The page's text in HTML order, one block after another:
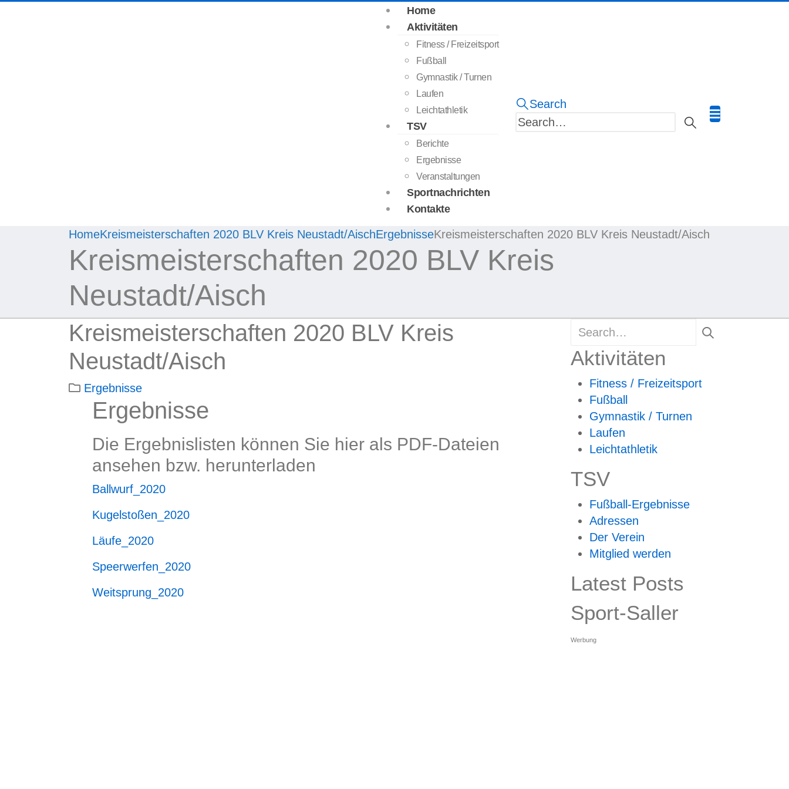
Home
Aktivitäten
Fitness / Freizeitsport
Fußball
Gymnastik / Turnen
Laufen
Leichtathletik
TSV
Berichte
Ergebnisse
Veranstaltungen
Sportnachrichten
Kontakte
Search
HomeKreismeisterschaften 2020 BLV Kreis Neustadt/AischErgebnisseKreismeisterschaften 2020 BLV Kreis Neustadt/Aisch
Kreismeisterschaften 2020 BLV Kreis
Neustadt/Aisch
Kreismeisterschaften 2020 BLV Kreis
Neustadt/Aisch
Ergebnisse
Ergebnisse
Die Ergebnislisten können Sie hier als PDF-Dateien
ansehen bzw. herunterladen
Ballwurf_2020
Kugelstoßen_2020
Läufe_2020
Speerwerfen_2020
Weitsprung_2020
Aktivitäten
Fitness / Freizeitsport
Fußball
Gymnastik / Turnen
Laufen
Leichtathletik
TSV
Fußball-Ergebnisse
Adressen
Der Verein
Mitglied werden
Latest Posts
Sport-Saller
Werbung